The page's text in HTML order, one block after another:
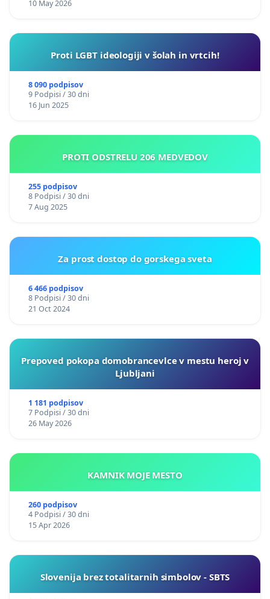
10 May 2026
Proti LGBT ideologiji v šolah in vrtcih!
8 090 podpisov
9 Podpisi / 30 dni
16 Jun 2025
PROTI ODSTRELU 206 MEDVEDOV
255 podpisov
8 Podpisi / 30 dni
7 Aug 2025
Za prost dostop do gorskega sveta
6 466 podpisov
8 Podpisi / 30 dni
21 Oct 2024
Prepoved pokopa domobrancevlce v mestu heroj v
Ljubljani
1 181 podpisov
7 Podpisi / 30 dni
26 May 2026
KAMNIK MOJE MESTO
260 podpisov
4 Podpisi / 30 dni
15 Apr 2026
Slovenija brez totalitarnih simbolov - SBTS